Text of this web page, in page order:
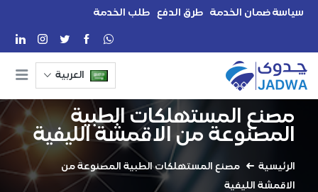
سياسة ضمان الخدمة طرق الدفع طلب الخدمة
العربية
مصنع المستهلكات الطبية
المصنوعة من الاقمشة الليفية
الرئيسية
مصنع المستهلكات الطبية المصنوعة من
الاقمشة الليفية